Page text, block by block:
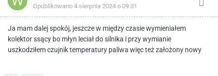
Opublikowano 4 sierpnia 2024 o 09:31
Ja mam dalej spokój, jeszcze w między czasie wymieniałem
kolektor ssący bo młyn leciał do silnika i przy wymianie
uszkodziłem czujnik temperatury paliwa więc też założony nowy